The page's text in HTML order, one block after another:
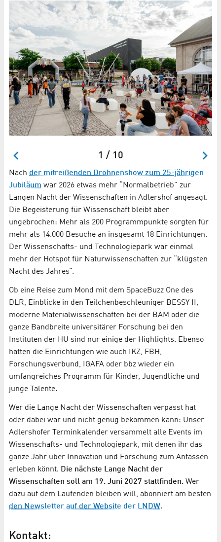
1 / 10
Nach der mitreißenden Drohnenshow zum 25-jährigen
Jubiläum war 2026 etwas mehr “Normalbetrieb” zur
Langen Nacht der Wissenschaften in Adlershof angesagt.
Die Begeisterung für Wissenschaft bleibt aber
ungebrochen: Mehr als 200 Programmpunkte sorgten für
mehr als 14.000 Besuche an insgesamt 18 Einrichtungen.
Der Wissenschafts- und Technologiepark war einmal
mehr der Hotspot für Naturwissenschaften zur “klügsten
Nacht des Jahres”.
Ob eine Reise zum Mond mit dem SpaceBuzz One des
DLR, Einblicke in den Teilchenbeschleuniger BESSY II,
moderne Materialwissenschaften bei der BAM oder die
ganze Bandbreite universitärer Forschung bei den
Instituten der HU sind nur einige der Highlights. Ebenso
hatten die Einrichtungen wie auch IKZ, FBH,
Forschungsverbund, IGAFA oder bbz wieder ein
umfangreiches Programm für Kinder, Jugendliche und
junge Talente.
Wer die Lange Nacht der Wissenschaften verpasst hat
oder dabei war und nicht genug bekommen kann: Unser
Adlershofer Terminkalender versammelt alle Events im
Wissenschafts- und Technologiepark, mit denen ihr das
ganze Jahr über Innovation und Forschung zum Anfassen
erleben könnt. Die nächste Lange Nacht der
Wissenschaften soll am 19. Juni 2027 stattfinden. Wer
dazu auf dem Laufenden bleiben will, abonniert am besten
den Newsletter auf der Website der LNDW.
Kontakt: